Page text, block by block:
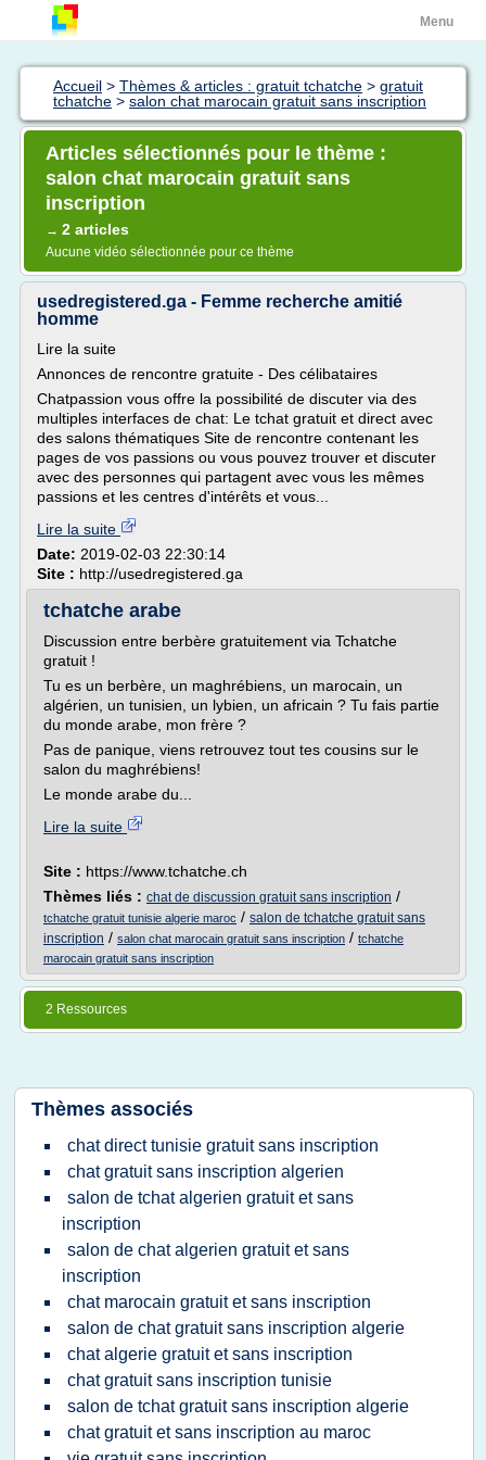
Menu
Accueil > Thèmes & articles : gratuit tchatche > gratuit
tchatche > salon chat marocain gratuit sans inscription
Articles sélectionnés pour le thème :
salon chat marocain gratuit sans
inscription
→ 2 articles
Aucune vidéo sélectionnée pour ce thème
usedregistered.ga - Femme recherche amitié
homme
Lire la suite
Annonces de rencontre gratuite - Des célibataires
Chatpassion vous offre la possibilité de discuter via des
multiples interfaces de chat: Le tchat gratuit et direct avec
des salons thématiques Site de rencontre contenant les
pages de vos passions ou vous pouvez trouver et discuter
avec des personnes qui partagent avec vous les mêmes
passions et les centres d'intérêts et vous...
Lire la suite
Date: 2019-02-03 22:30:14
Site : http://usedregistered.ga
tchatche arabe
Discussion entre berbère gratuitement via Tchatche
gratuit !
Tu es un berbère, un maghrébiens, un marocain, un
algérien, un tunisien, un lybien, un africain ? Tu fais partie
du monde arabe, mon frère ?
Pas de panique, viens retrouvez tout tes cousins sur le
salon du maghrébiens!
Le monde arabe du...
Lire la suite
Site : https://www.tchatche.ch
Thèmes liés : chat de discussion gratuit sans inscription /
tchatche gratuit tunisie algerie maroc / salon de tchatche gratuit sans
inscription / salon chat marocain gratuit sans inscription / tchatche
marocain gratuit sans inscription
2 Ressources
Thèmes associés
chat direct tunisie gratuit sans inscription
chat gratuit sans inscription algerien
salon de tchat algerien gratuit et sans
inscription
salon de chat algerien gratuit et sans
inscription
chat marocain gratuit et sans inscription
salon de chat gratuit sans inscription algerie
chat algerie gratuit et sans inscription
chat gratuit sans inscription tunisie
salon de tchat gratuit sans inscription algerie
chat gratuit et sans inscription au maroc